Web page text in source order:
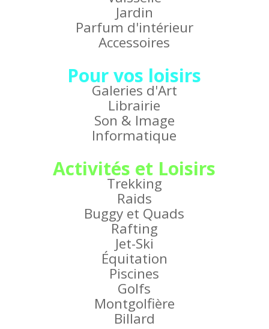
Jardin
Parfum d'intérieur
Accessoires
Pour vos loisirs
Galeries d'Art
Librairie
Son & Image
Informatique
Activités et Loisirs
Trekking
Raids
Buggy et Quads
Rafting
Jet-Ski
Équitation
Piscines
Golfs
Montgolfière
Billard